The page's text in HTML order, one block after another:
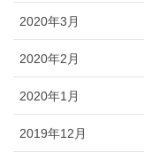
2020年3月
2020年2月
2020年1月
2019年12月